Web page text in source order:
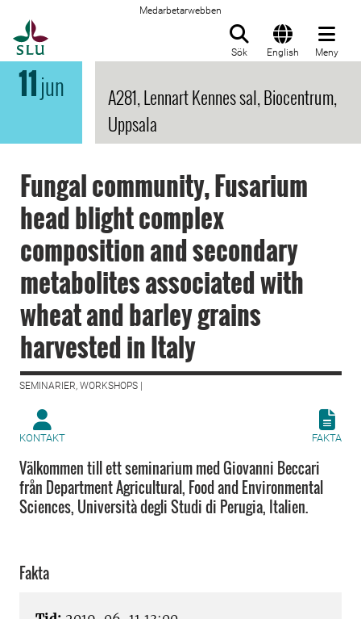
Medarbetarwebben
Sök English Meny
11jun
A281, Lennart Kennes sal, Biocentrum,
Uppsala
Fungal community, Fusarium
head blight complex
composition and secondary
metabolites associated with
wheat and barley grains
harvested in Italy
SEMINARIER, WORKSHOPS |
KONTAKT FAKTA
Välkommen till ett seminarium med Giovanni Beccari
från Department Agricultural, Food and Environmental
Sciences, Università degli Studi di Perugia, Italien.
Fakta